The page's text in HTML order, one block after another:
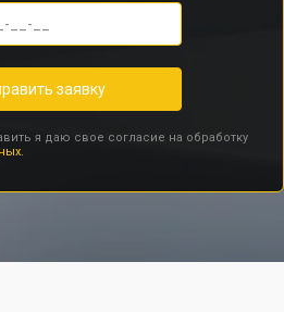
заявку
я даю свое согласие на обработку